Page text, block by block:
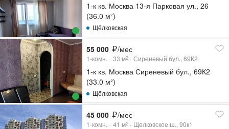
1-к кв. Москва 13-я Парковая ул., 26
(36.0 м²)
Щёлковская
55 000 /мес
1-комн. 33 м2 Сиреневый бул., 69К2
1-к кв. Москва Сиреневый бул., 69К2
(33.0 м²)
Щёлковская
45 000 /мес
1-комн. 41 м2 Щелковское ш., 90к1